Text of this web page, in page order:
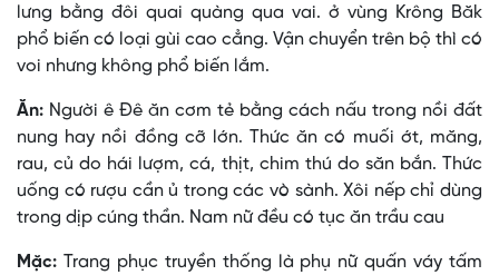
lưng bằng đôi quai quàng qua vai. ở vùng Krông Băk
phổ biến có loại gùi cao cẳng. Vận chuyển trên bộ thì có
voi nhưng không phổ biến lắm.
Ăn: Người ê Ðê ăn cơm tẻ bằng cách nấu trong nồi đất
nung hay nồi đồng cỡ lớn. Thức ăn có muối ớt, măng,
rau, củ do hái lượm, cá, thịt, chim thú do săn bắn. Thức
uống có rượu cần ủ trong các vò sành. Xôi nếp chỉ dùng
trong dịp cúng thần. Nam nữ đều có tục ăn trầu cau
Mặc: Trang phục truyền thống là phụ nữ quấn váy tấm